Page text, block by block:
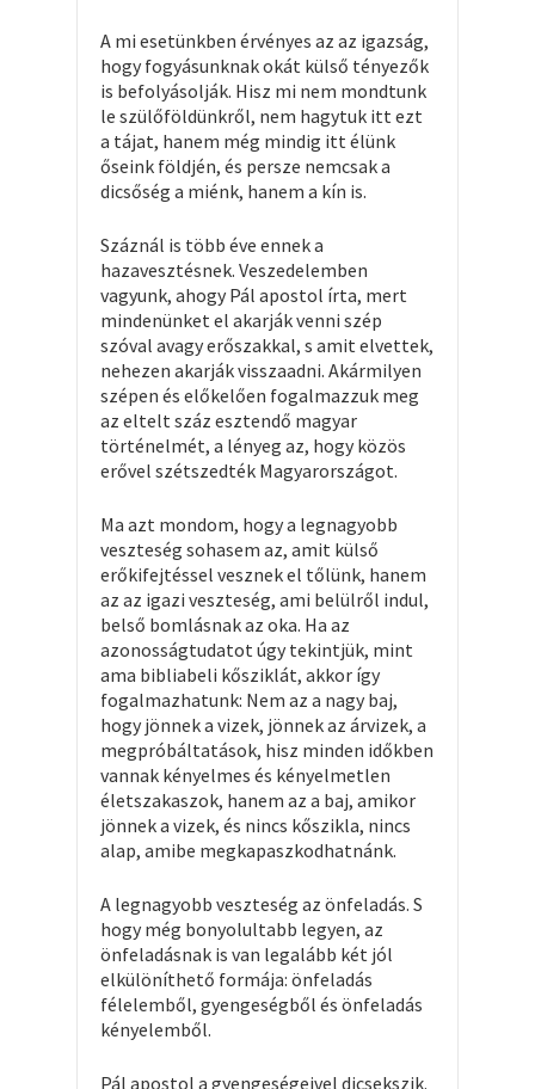
A mi esetünkben érvényes az az igazság,
hogy fogyásunknak okát külső tényezők
is befolyásolják. Hisz mi nem mondtunk
le szülőföldünkről, nem hagytuk itt ezt
a tájat, hanem még mindig itt élünk
őseink földjén, és persze nemcsak a
dicsőség a miénk, hanem a kín is.
Száznál is több éve ennek a
hazavesztésnek. Veszedelemben
vagyunk, ahogy Pál apostol írta, mert
mindenünket el akarják venni szép
szóval avagy erőszakkal, s amit elvettek,
nehezen akarják visszaadni. Akármilyen
szépen és előkelően fogalmazzuk meg
az eltelt száz esztendő magyar
történelmét, a lényeg az, hogy közös
erővel szétszedték Magyarországot.
Ma azt mondom, hogy a legnagyobb
veszteség sohasem az, amit külső
erőkifejtéssel vesznek el tőlünk, hanem
az az igazi veszteség, ami belülről indul,
belső bomlásnak az oka. Ha az
azonosságtudatot úgy tekintjük, mint
ama bibliabeli kősziklát, akkor így
fogalmazhatunk: Nem az a nagy baj,
hogy jönnek a vizek, jönnek az árvizek, a
megpróbáltatások, hisz minden időkben
vannak kényelmes és kényelmetlen
életszakaszok, hanem az a baj, amikor
jönnek a vizek, és nincs kőszikla, nincs
alap, amibe megkapaszkodhatnánk.
A legnagyobb veszteség az önfeladás. S
hogy még bonyolultabb legyen, az
önfeladásnak is van legalább két jól
elkülöníthető formája: önfeladás
félelemből, gyengeségből és önfeladás
kényelemből.
Pál apostol a gyengeségeivel dicsekszik.